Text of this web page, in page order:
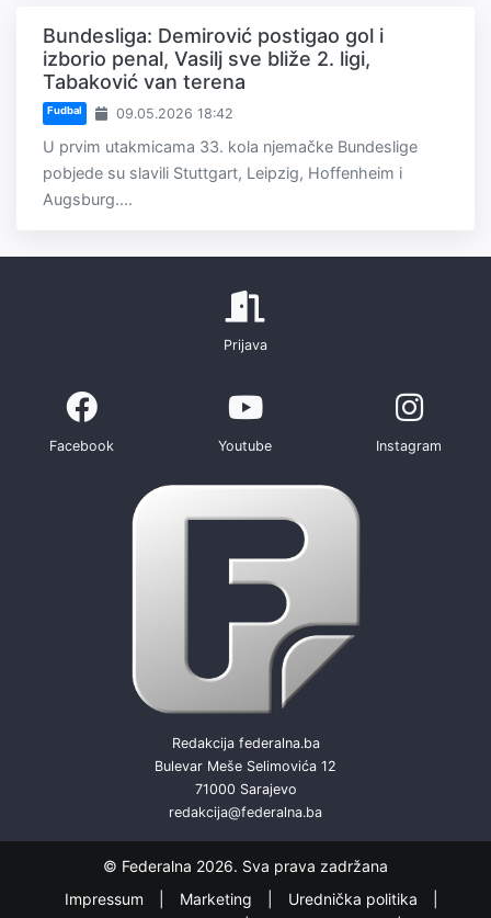
Bundesliga: Demirović postigao gol i
izborio penal, Vasilj sve bliže 2. ligi,
Tabaković van terena
Fudbal 09.05.2026 18:42
U prvim utakmicama 33. kola njemačke Bundeslige
pobjede su slavili Stuttgart, Leipzig, Hoffenheim i
Augsburg....
Prijava
Facebook Youtube Instagram
Redakcija federalna.ba
Bulevar Meše Selimovića 12
71000 Sarajevo
redakcija@federalna.ba
© Federalna 2026. Sva prava zadržana
Impressum
Marketing
Urednička politika